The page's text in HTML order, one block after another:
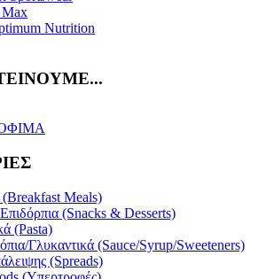
Nutrition
Meals)
Επιδόρπια (Snacks & Desserts)
(Pasta)
Γλυκαντικά (Sauce/Syrup/Sweeteners)
(Spreads)